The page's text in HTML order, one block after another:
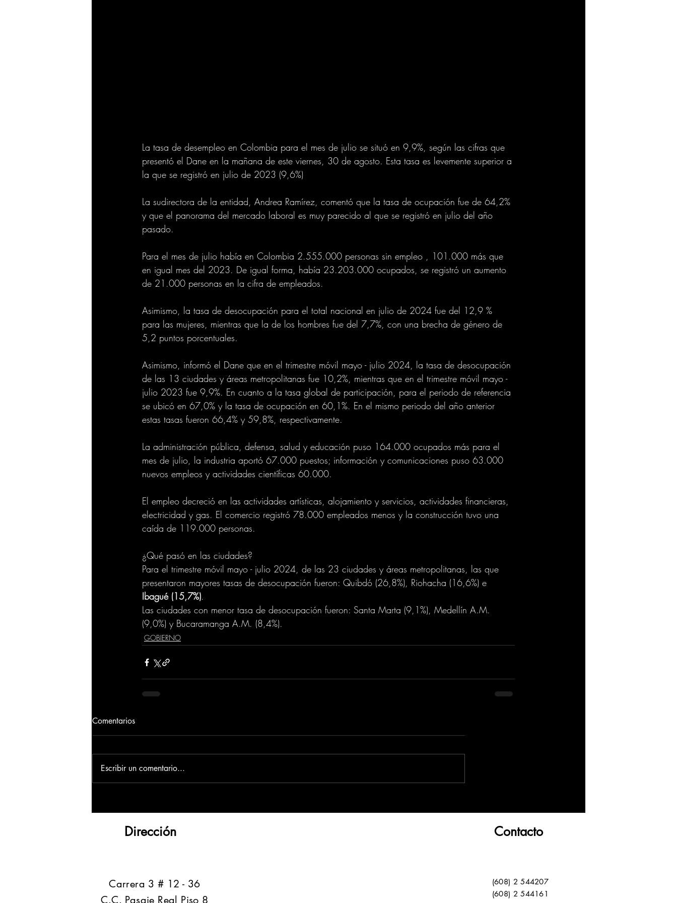
La tasa de desempleo en Colombia para el mes de julio se situó en 9,9%, según las cifras que
presentó el Dane en la mañana de este viernes, 30 de agosto. Esta tasa es levemente superior a
la que se registró en julio de 2023 (9,6%)
La sudirectora de la entidad, Andrea Ramírez, comentó que la tasa de ocupación fue de 64,2%
y que el panorama del mercado laboral es muy parecido al que se registró en julio del año
pasado.
Para el mes de julio había en Colombia 2.555.000 personas sin empleo , 101.000 más que
en igual mes del 2023. De igual forma, había 23.203.000 ocupados, se registró un aumento
de 21.000 personas en la cifra de empleados.
Asimismo, la tasa de desocupación para el total nacional en julio de 2024 fue del 12,9 %
para las mujeres, mientras que la de los hombres fue del 7,7%, con una brecha de género de
5,2 puntos porcentuales.
Asimismo, informó el Dane que en el trimestre móvil mayo - julio 2024, la tasa de desocupación
de las 13 ciudades y áreas metropolitanas fue 10,2%, mientras que en el trimestre móvil mayo -
julio 2023 fue 9,9%. En cuanto a la tasa global de participación, para el periodo de referencia
se ubicó en 67,0% y la tasa de ocupación en 60,1%. En el mismo periodo del año anterior
estas tasas fueron 66,4% y 59,8%, respectivamente.
La administración pública, defensa, salud y educación puso 164.000 ocupados más para el
mes de julio, la industria aportó 67.000 puestos; información y comunicaciones puso 63.000
nuevos empleos y actividades científicas 60.000.
El empleo decreció en las actividades artísticas, alojamiento y servicios, actividades financieras,
electricidad y gas. El comercio registró 78.000 empleados menos y la construcción tuvo una
caída de 119.000 personas.
¿Qué pasó en las ciudades?
Para el trimestre móvil mayo - julio 2024, de las 23 ciudades y áreas metropolitanas, las que
presentaron mayores tasas de desocupación fueron: Quibdó (26,8%), Riohacha (16,6%) e
Ibagué (15,7%).
Las ciudades con menor tasa de desocupación fueron: Santa Marta (9,1%), Medellín A.M.
(9,0%) y Bucaramanga A.M. (8,4%).
GOBIERNO
Comentarios
Escribir un comentario...
Dirección
​Carrera 3 # 12 - 36
C.C. Pasaje Real Piso 8
Contacto
(608) 2 544207
(608) 2 544161